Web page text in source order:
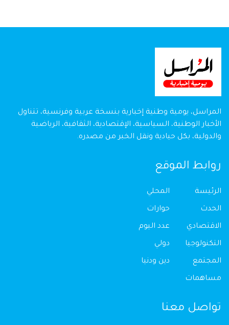
المراسل، يومية وطنية إخبارية بنسخة عربية وفرنسية، تتناول
الأخبار الوطنية، السياسية، الإقتصادية، الثقافية، الرياضية
والدولية، بكل حيادية ونقل الخبر من مصدره.
روابط الموقع
الرئيسة
الحدث
الاقتصادي
التكنولوجيا
المجتمع
مساهمات
المحلي
حوارات
عدد اليوم
دولي
دين ودنيا
تواصل معنا